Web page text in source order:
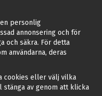
personlig
annonsering och för
och säkra. För detta
användarna, deras
cookies eller välj vilka
av genom att klicka